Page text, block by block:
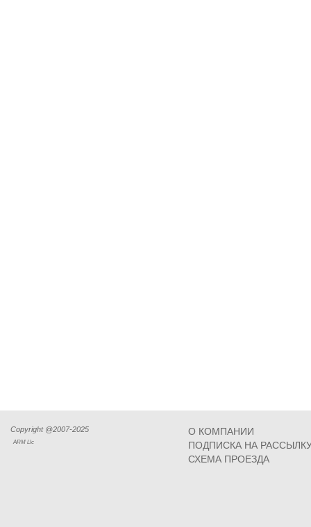
Copyright @2007-2025
ARM Llc
О КОМПАНИИ
ПОДПИСКА НА
СХЕМА ПРОЕЗДА